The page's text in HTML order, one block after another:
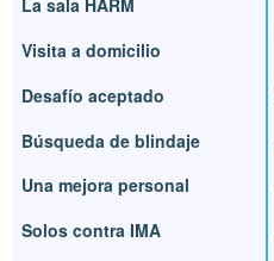
La sala HARM
Visita a domicilio
Desafío aceptado
Búsqueda de blindaje
Una mejora personal
Solos contra IMA